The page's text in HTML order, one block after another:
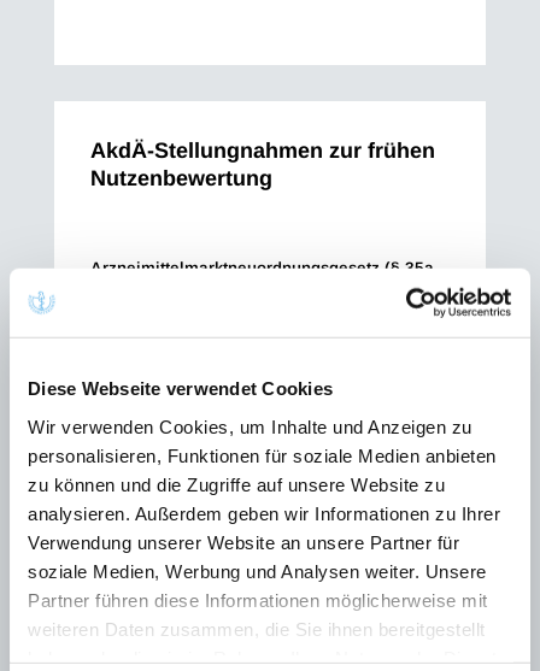
Diese Webseite verwendet Cookies
Wir verwenden Cookies, um Inhalte und Anzeigen zu
personalisieren, Funktionen für soziale Medien anbieten
zu können und die Zugriffe auf unsere Website zu
analysieren. Außerdem geben wir Informationen zu Ihrer
Verwendung unserer Website an unsere Partner für
soziale Medien, Werbung und Analysen weiter. Unsere
Partner führen diese Informationen möglicherweise mit
weiteren Daten zusammen, die Sie ihnen bereitgestellt
AkdÄ-Stellungnahmen zur frühen
Nutzenbewertung
Arzneimittelmarktneuordnungsgesetz (§ 35a
(AMNOG) nach § 35a SGB V in Kraft getreten,
es regelt u. a. die Preisbildung für neu
zugelassene Arzneimittel. Der Gemeinsame
Bundesausschuss (G-BA) legt anhand der
frühen Nutzenbewertung des Instituts für
Gesundheitswesen (IQWiG) den Zusatznutzen
neu in den Markt eingeführter Arzneimittel fest.
Bevor der G-BA einen Beschluss fasst, der
Eingang in die Arzneimittel-Richtlinie nehmen
wird und auf dessen Grundlage die